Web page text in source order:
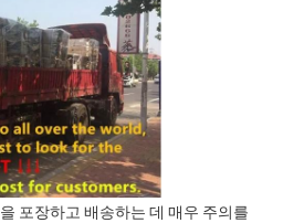
포장하고 배송하는 데 매우 주의를